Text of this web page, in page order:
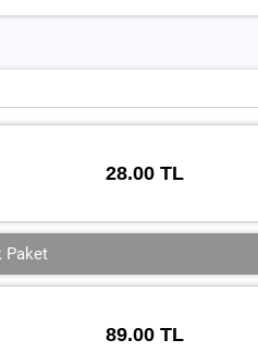
28.00 TL
Paket
89.00 TL